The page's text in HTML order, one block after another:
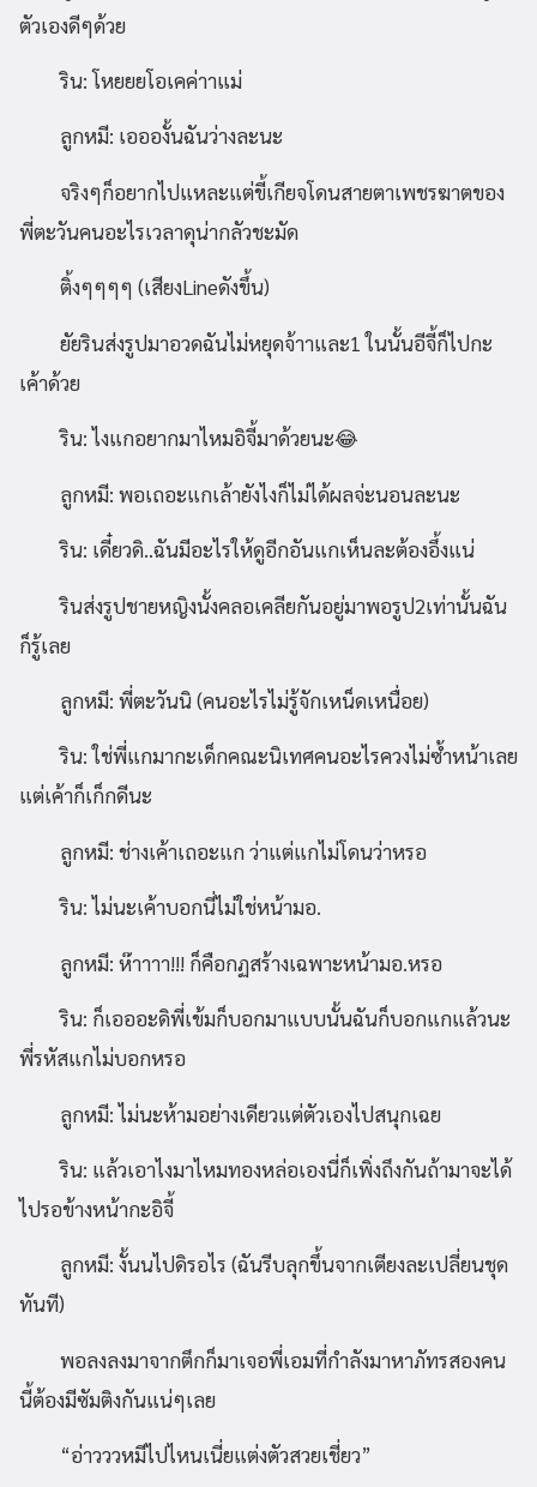
ตัวเองดีๆด้วย
ริน: โหยยยโอเคค่าาแม่
ลูกหมี: เออองั้นฉันว่างละนะ
จริงๆก็อยากไปแหละแต่ขี้เกียจโดนสายตาเพชรฆาตของ
พี่ตะวันคนอะไรเวลาดุน่ากลัวชะมัด
ติ้งๆๆๆๆ (เสียงLineดังขึ้น)
ยัยรินส่งรูปมาอวดฉันไม่หยุดจ้าาและ1 ในนั้นอีจี้ก็ไปกะ
เค้าด้วย
ริน: ไงแกอยากมาไหมอิจี้มาด้วยนะ😂
ลูกหมี: พอเถอะแกเล้ายังไงก็ไม่ได้ผลจ่ะนอนละนะ
ริน: เดี๋ยวดิ..ฉันมีอะไรให้ดูอีกอันแกเห็นละต้องอึ้งแน่
รินส่งรูปชายหญิงนั้งคลอเคลียกันอยู่มาพอรูป2เท่านั้นฉัน
ก็รู้เลย
ลูกหมี: พี่ตะวันนิ (คนอะไรไม่รู้จักเหน็ดเหนื่อย)
ริน: ใช่พี่แกมากะเด็กคณะนิเทศคนอะไรควงไม่ซ้ำหน้าเลย
แต่เค้าก็เก็กดีนะ
ลูกหมี: ช่างเค้าเถอะแก ว่าแต่แกไม่โดนว่าหรอ
ริน: ไม่นะเค้าบอกนี่ไม่ใช่หน้ามอ.
ลูกหมี: ห๊าาาา!!! ก็คือกฏสร้างเฉพาะหน้ามอ.หรอ
ริน: ก็เอออะดิพี่เข้มก็บอกมาแบบนั้นฉันก็บอกแกแล้วนะ
พี่รหัสแกไม่บอกหรอ
ลูกหมี: ไม่นะห้ามอย่างเดียวแต่ตัวเองไปสนุกเฉย
ริน: แล้วเอาไงมาไหมทองหล่อเองนี่ก็เพิ่งถึงกันถ้ามาจะได้
ไปรอข้างหน้ากะอิจี้
ลูกหมี: งั้นนไปดิรอไร (ฉันรีบลุกขึ้นจากเตียงละเปลี่ยนชุด
ทันที)
พอลงลงมาจากตึกก็มาเจอพี่เอมที่กำลังมาหาภัทรสองคน
นี้ต้องมีซัมติงกันแน่ๆเลย
“อ่าวววหมีไปไหนเนี่ยแต่งตัวสวยเชี่ยว”